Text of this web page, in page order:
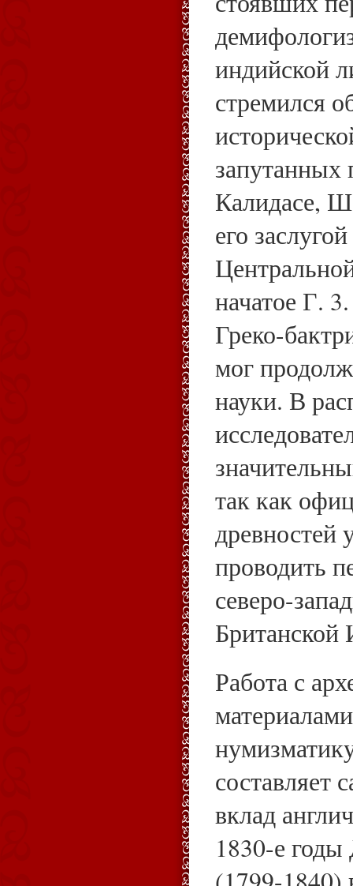
индийской
стремился
запутанных
Калидасе,
его
начатое Г.
Греко-
мог
науки. В
так как
древностей
проводить
северо-
Британской
Работа с
составляет
вклад
1830-е